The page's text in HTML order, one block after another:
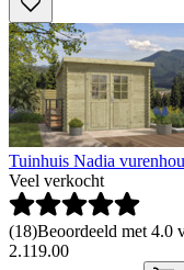
Tuinhuis Nadia
Veel verkocht
(18)Beoordeeld met 4.0
2.119.00